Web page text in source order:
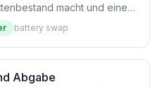
macht und einen
Lademarktplatz darauf
battery swap
Abgabe